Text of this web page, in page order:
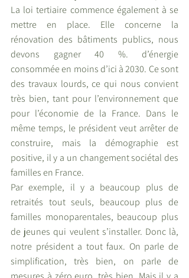
La loi tertiaire commence également à se
mettre en place. Elle concerne la
rénovation des bâtiments publics, nous
devons gagner 40 %. d’énergie
consommée en moins d’ici à 2030. Ce sont
des travaux lourds, ce qui nous convient
très bien, tant pour l’environnement que
pour l’économie de la France. Dans le
même temps, le président veut arrêter de
construire, mais la démographie est
positive, il y a un changement sociétal des
familles en France.
Par exemple, il y a beaucoup plus de
retraités tout seuls, beaucoup plus de
familles monoparentales, beaucoup plus
de jeunes qui veulent s’installer. Donc là,
notre président a tout faux. On parle de
simplification, très bien, on parle de